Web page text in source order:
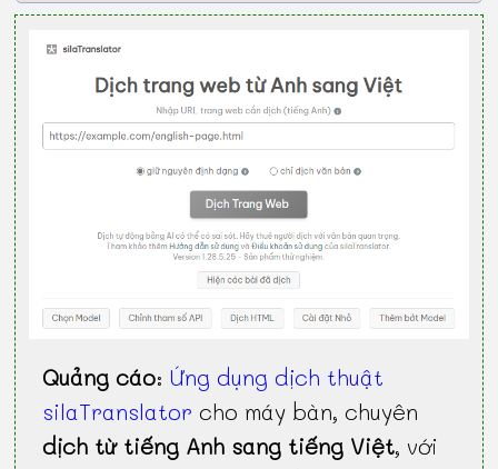
Quảng cáo:Ứng dụng dịch thuật
silaTranslator cho máy bàn, chuyên
dịch từ tiếng Anh sang tiếng Việt, với